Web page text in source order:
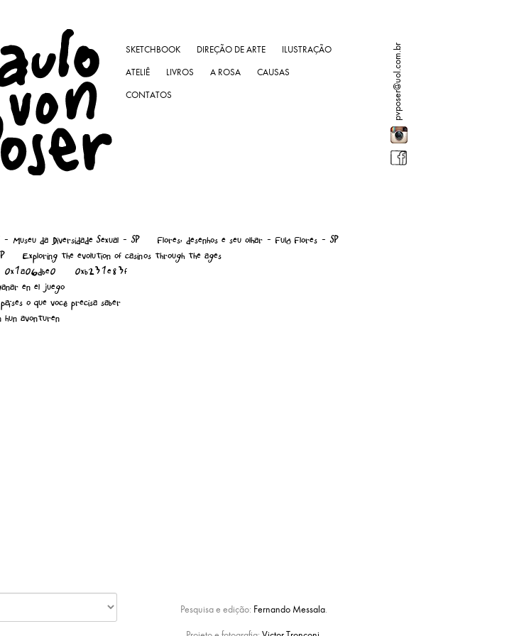
SKETCHBOOK DIREÇÃO DE ARTE ILUSTRAÇÃO
ATELIÊ LIVROS A ROSA CAUSAS
CONTATOS pvposer@uol.com.br
da Diversidade Sexual - SP
Flores, desenhos e seu olhar - Fulô Flores - SP
Exploring the evolution of casinos through the ages
0x1a06dbe0
0xb231e83f
en el juego
o que você precisa saber
hun avonturen
Pesquisa e edição: Fernando Messala.